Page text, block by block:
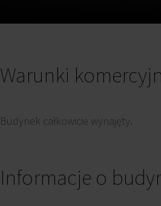
Warunki
Budynek całkowicie wynajęty.
Informacje o